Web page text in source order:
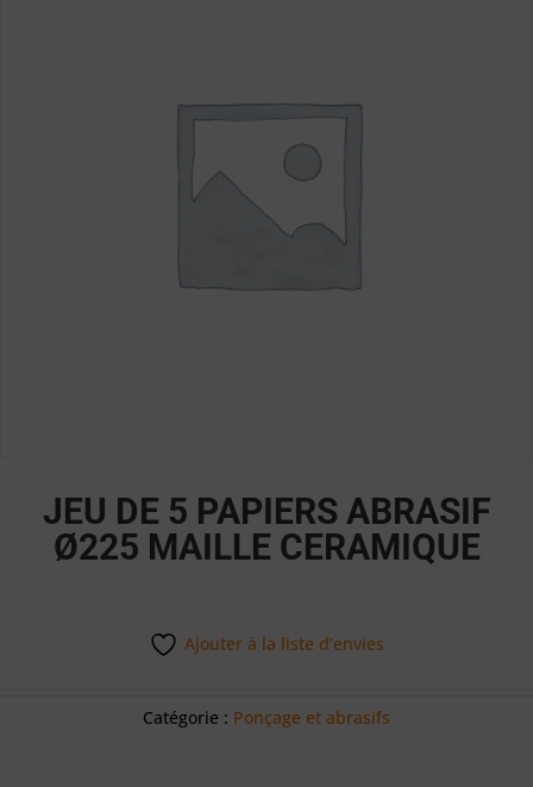
JEU DE 5 PAPIERS ABRASIF
Ø225 MAILLE CERAMIQUE
Ajouter à la liste d’envies
Catégorie : Ponçage et abrasifs